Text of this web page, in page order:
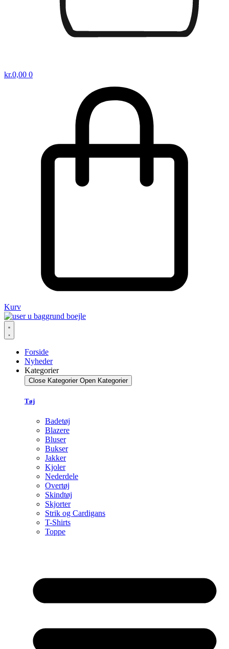
kr.0,00 0
Kurv
Forside
Nyheder
Kategorier
Close Kategorier Open Kategorier
Tøj
Badetøj
Blazere
Bluser
Bukser
Jakker
Kjoler
Nederdele
Overtøj
Skindtøj
Skjorter
Strik og Cardigans
T-Shirts
Toppe